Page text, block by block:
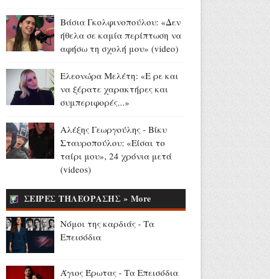
81 χρόνια από τον ατομικό
όλεθρο σε Χιροσίμα και
Ναγκασάκι (videos)
Νόμοι της καρδιάς: Επεισόδια
23 - 24
Λάμπρος Κωνσταντάρας: H
συγκινητική ανάρτηση για τον
πατέρα του - «Τα πρώτα
τηλέφωνο» (video)
Αύγουστος 05, 2026
Η Αποστολία Ζώη ποζάρει με
Αύγουστος 05, 2026
Βάσια Γκολφινοπούλου: «Δεν
ήθελα σε καμία περίπτωση να
αφήσω τη σχολή μου» (video)
Ελεονώρα Μελέτη: «Ε ρε και
να ξέρατε χαρακτήρες και
συμπεριφορές...»
Αλέξης Γεωργούλης - Βίκυ
Σταυροπούλου: «Είσαι το
ταίρι μου», 24 χρόνια μετά
(videos)
ΣΕΙΡΕΣ ΤΗΛΕΟΡΑΣΗΣ » More
Νόμοι της καρδιάς - Τα
Επεισόδια
Άγιος Έρωτας - Τα Επεισόδια